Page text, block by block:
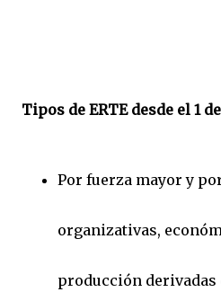
Tipos de ERTE desde el 1
Por fuerza mayor y
organizativas,
producción